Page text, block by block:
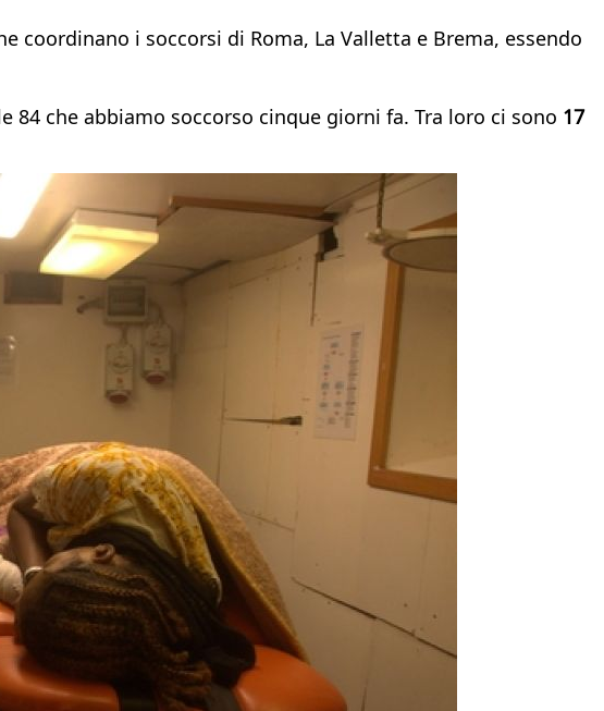
i soccorsi di Roma, La Valletta e Brema, essendo
84 che abbiamo soccorso cinque giorni fa. Tra loro ci sono 17